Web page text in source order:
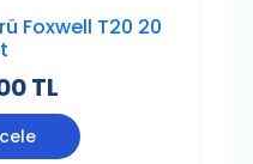
Foxwell T20 20
TL